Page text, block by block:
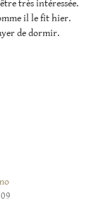
très intéressée.
il le fit hier.
de dormir.